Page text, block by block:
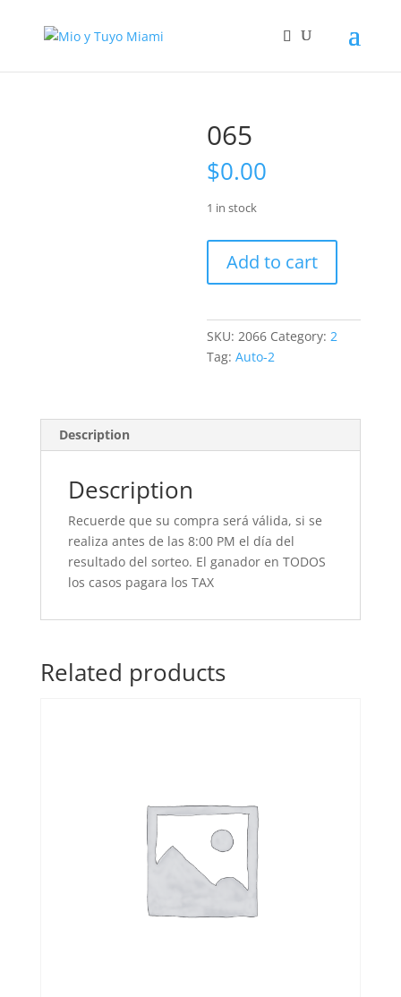
065
$0.00
1 in stock
quantity
Add to cart
SKU:2066 Category:2
Tag:Auto-2
Description
Description
Recuerde que su compra será válida, si se
realiza antes de las 8:00 PM el día del
resultado del sorteo. El ganador en TODOS
los casos pagara los TAX
Related products